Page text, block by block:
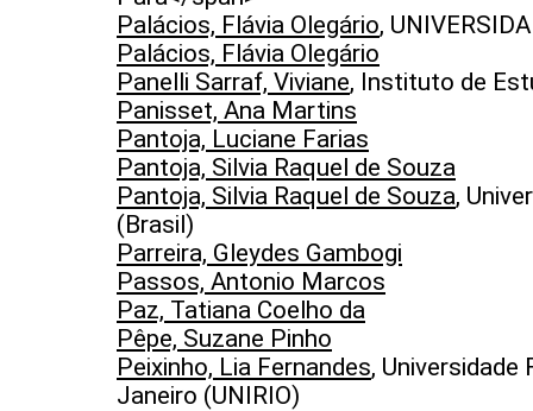
Palácios, Flávia Olegário,
Palácios, Flávia Olegário
Panelli Sarraf, Viviane, Instituto de
Panisset, Ana Martins
Pantoja, Luciane Farias
Pantoja, Silvia Raquel de Souza
Pantoja, Silvia Raquel de Souza,
(Brasil)
Parreira, Gleydes Gambogi
Passos, Antonio Marcos
Paz, Tatiana Coelho da
Pêpe, Suzane Pinho
Peixinho, Lia Fernandes, Universidade
Janeiro (UNIRIO)